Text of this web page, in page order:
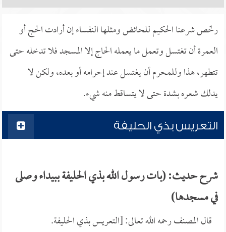
رخّص شرعنا الحكيم للحائض ومثلها النفساء إن أرادت الحج أو
العمرة أن تغتسل وتعمل ما يعمله الحاج إلا المسجد فلا تدخله حتى
تتطهر، هذا وللمحرم أن يغتسل عند إحرامه أو بعده، ولكن لا
يدلك شعره بشدة حتى لا يتساقط منه شيء.
التعريس بذي الحليفة
شرح حديث: (بات رسول الله بذي الحليفة ببيداء وصلى
في مسجدها)
قال المصنف رحمه الله تعالى: [التعريس بذي الحليفة.